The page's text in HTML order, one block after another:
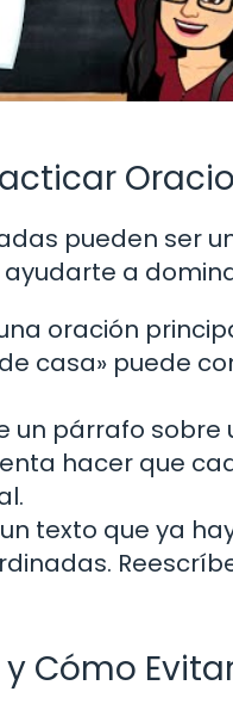
pueden ser
a
oración
casa» puede
un párrafo
hacer que
texto que ya
Cómo